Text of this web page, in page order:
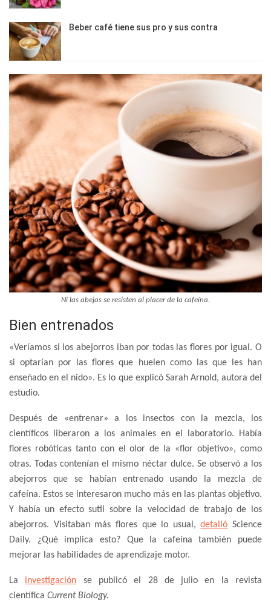
Beber café tiene sus pro y sus contra
Ni las abejas se resisten al placer de la cafeína.
Bien entrenados
«Veríamos si los abejorros iban por todas las flores por igual. O
si optarían por las flores que huelen como las que les han
enseñado en el nido». Es lo que explicó Sarah Arnold, autora del
estudio.
Después de «entrenar» a los insectos con la mezcla, los
científicos liberaron a los animales en el laboratorio. Había
flores robóticas tanto con el olor de la «flor objetivo», como
otras. Todas contenían el mismo néctar dulce. Se observó a los
abejorros que se habían entrenado usando la mezcla de
cafeína. Estos se interesaron mucho más en las plantas objetivo.
Y había un efecto sutil sobre la velocidad de trabajo de los
abejorros. Visitaban más flores que lo usual,detalló Science
Daily. ¿Qué implica esto? Que la cafeína también puede
mejorar las habilidades de aprendizaje motor.
La investigación se publicó el 28 de julio en la revista
científica Current Biology.